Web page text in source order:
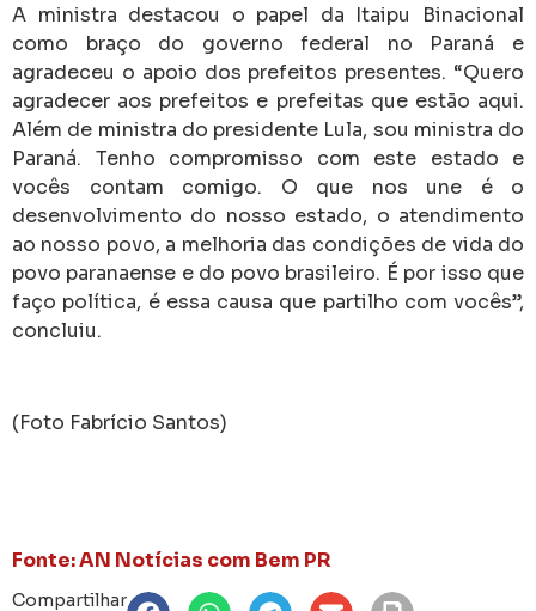
A ministra destacou o papel da Itaipu Binacional
como braço do governo federal no Paraná e
agradeceu o apoio dos prefeitos presentes. “Quero
agradecer aos prefeitos e prefeitas que estão aqui.
Além de ministra do presidente Lula, sou ministra do
Paraná. Tenho compromisso com este estado e
vocês contam comigo. O que nos une é o
desenvolvimento do nosso estado, o atendimento
ao nosso povo, a melhoria das condições de vida do
povo paranaense e do povo brasileiro. É por isso que
faço política, é essa causa que partilho com vocês”,
concluiu.
(Foto Fabrício Santos)
Fonte: AN Notícias com Bem PR
Compartilhar